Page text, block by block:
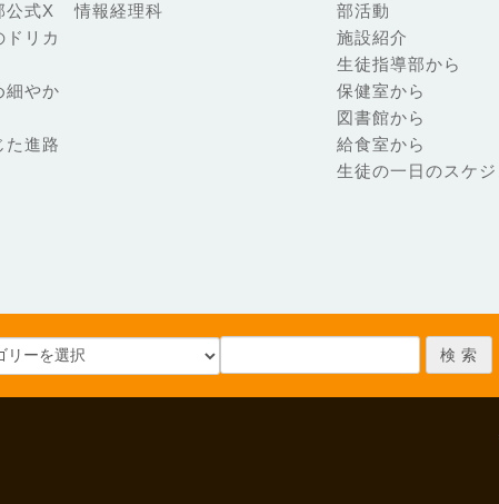
公式X
ドリカ
細やか
た進路
情報経理科
部活動
施設紹介
生徒指導部から
保健室から
図書館から
給食室から
生徒の一日のスケ